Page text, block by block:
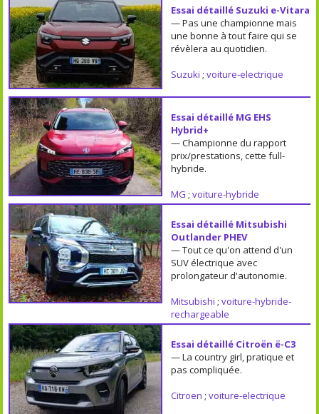
Essai détaillé Suzuki e-Vitara
— Pas une championne mais
une bonne à tout faire qui se
révèlera au quotidien.
Suzuki ; voiture-electrique
Essai détaillé MG EHS
Hybrid+
— Championne du rapport
prix/prestations, cette full-
hybride.
MG ; voiture-hybride
Essai détaillé Mitsubishi
Outlander PHEV
— Tout ce qu'on attend d'un
SUV électrique avec
prolongateur d'autonomie.
Mitsubishi ; voiture-hybride-
rechargeable
Essai détaillé Citroën ë-C3
— La country girl, pratique et
pas compliquée.
Citroen ; voiture-electrique